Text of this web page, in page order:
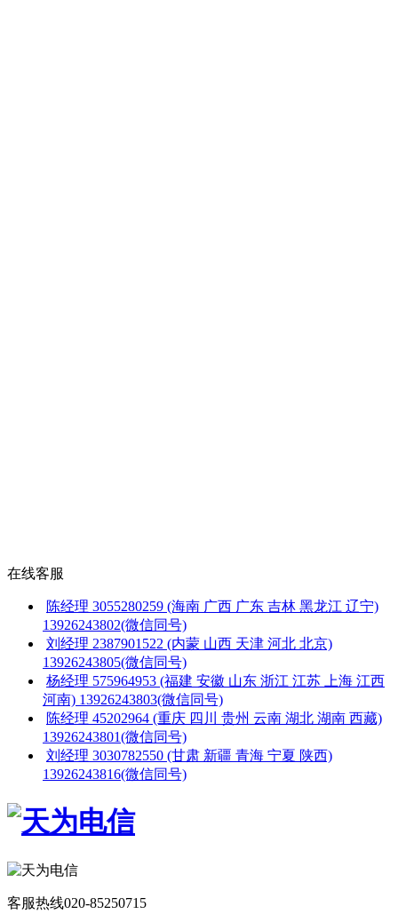
在线客服
陈经理 3055280259 (海南 广西 广东 吉林 黑龙江 辽宁)
13926243802(微信同号)
刘经理 2387901522 (内蒙 山西 天津 河北 北京)
13926243805(微信同号)
杨经理 575964953 (福建 安徽 山东 浙江 江苏 上海 江西
河南) 13926243803(微信同号)
陈经理 45202964 (重庆 四川 贵州 云南 湖北 湖南 西藏)
13926243801(微信同号)
刘经理 3030782550 (甘肃 新疆 青海 宁夏 陕西)
13926243816(微信同号)
客服热线020-85250715